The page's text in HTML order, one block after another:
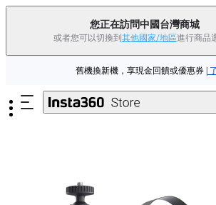
您正在訪問中國台灣商城
或者您可以切換到 其他國家/地區進行商品
Insta360 Luna Ultra |現已上市| 免
舊機換新機，享現金回饋或優惠券
88父親節優惠 | 精選商品低至